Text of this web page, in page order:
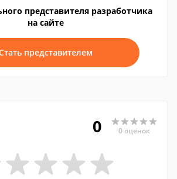
представителя разработчика
на сайте
представителем
0 0 оценок